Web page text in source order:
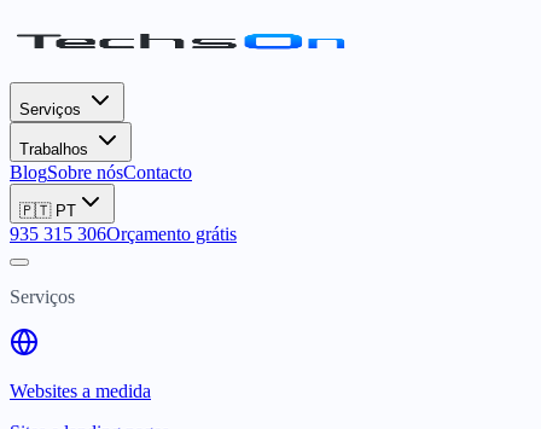
Serviços
Trabalhos
BlogSobre nósContacto
🇵🇹 PT
935 315 306Orçamento grátis
Serviços
Websites a medida